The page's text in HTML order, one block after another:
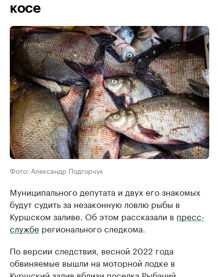
косе
Фото: Александр Подгорчук
Муниципального депутата и двух его знакомых
будут судить за незаконную ловлю рыбы в
Куршском заливе. Об этом рассказали в пресс-
службе регионального следкома.
По версии следствия, весной 2022 года
обвиняемые вышли на моторной лодке в